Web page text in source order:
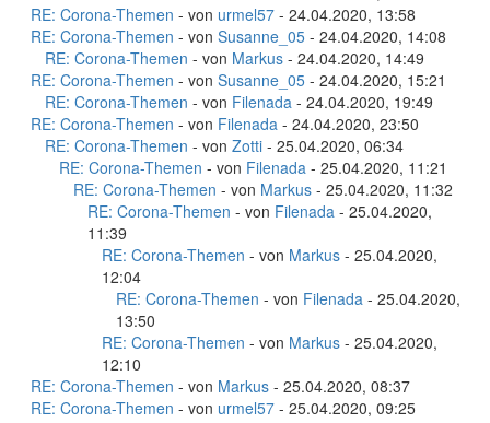
RE: Corona-Themen - von urmel57 - 24.04.2020, 13:58
RE: Corona-Themen - von Susanne_05 - 24.04.2020, 14:08
RE: Corona-Themen - von Markus - 24.04.2020, 14:49
RE: Corona-Themen - von Susanne_05 - 24.04.2020, 15:21
RE: Corona-Themen - von Filenada - 24.04.2020, 19:49
RE: Corona-Themen - von Filenada - 24.04.2020, 23:50
RE: Corona-Themen - von Zotti - 25.04.2020, 06:34
RE: Corona-Themen - von Filenada - 25.04.2020, 11:21
RE: Corona-Themen - von Markus - 25.04.2020, 11:32
RE: Corona-Themen - von Filenada - 25.04.2020,
11:39
RE: Corona-Themen - von Markus - 25.04.2020,
12:04
RE: Corona-Themen - von Filenada - 25.04.2020,
13:50
RE: Corona-Themen - von Markus - 25.04.2020,
12:10
RE: Corona-Themen - von Markus - 25.04.2020, 08:37
RE: Corona-Themen - von urmel57 - 25.04.2020, 09:25